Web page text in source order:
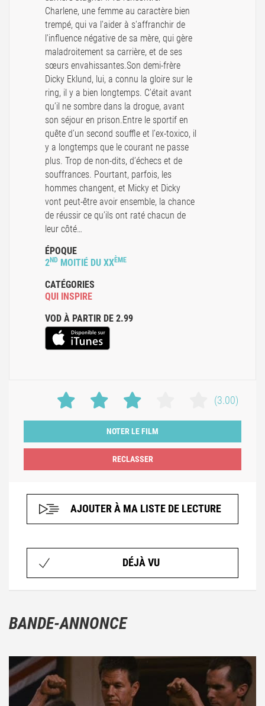
Charlene, une femme au caractère bien
trempé, qui va l'aider à s'affranchir de
l'influence négative de sa mère, qui gère
maladroitement sa carrière, et de ses
sœurs envahissantes.Son demi-frère
Dicky Eklund, lui, a connu la gloire sur le
ring, il y a bien longtemps. C’était avant
qu’il ne sombre dans la drogue, avant
son séjour en prison.Entre le sportif en
quête d’un second souffle et l’ex-toxico, il
y a longtemps que le courant ne passe
plus. Trop de non-dits, d’échecs et de
souffrances. Pourtant, parfois, les
hommes changent, et Micky et Dicky
vont peut-être avoir ensemble, la chance
de réussir ce qu’ils ont raté chacun de
leur côté…
ÉPOQUE
2ND MOITIÉ DU XXÈME
CATÉGORIES
QUI INSPIRE
VOD À PARTIR DE 2.99
(3.00)
NOTER LE FILM
AJOUTER À MA LISTE DE LECTURE
DÉJÀ VU
BANDE-ANNONCE